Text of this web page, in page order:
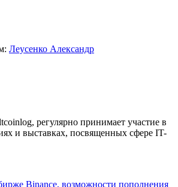
Леусенко Александр
регулярно принимает участие в
и выставках, посвященных сфере IT-
Binance, возможности пополнения